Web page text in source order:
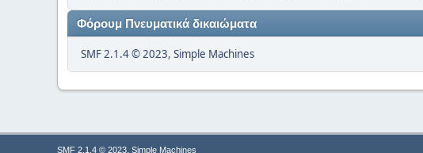
Φόρουμ Πνευματικά δικαιώματα
SMF 2.1.4 © 2023, Simple Machines
SMF 2.1.4 © 2023, Simple Machines